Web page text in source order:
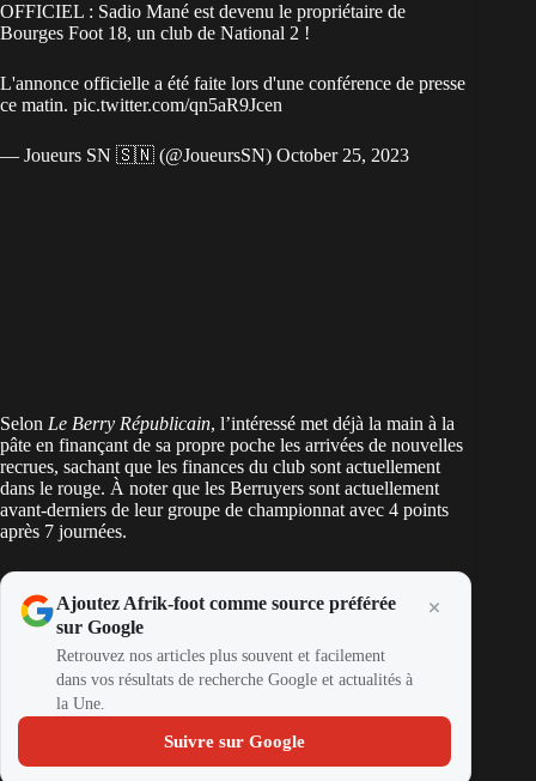
OFFICIEL : Sadio Mané est devenu le propriétaire de
Bourges Foot 18, un club de National 2 !
L'annonce officielle a été faite lors d'une conférence de presse
ce matin. pic.twitter.com/qn5aR9Jcen
— Joueurs SN 🇸🇳 (@JoueursSN) October 25, 2023
Selon Le Berry Républicain, l’intéressé met déjà la main à la
pâte en finançant de sa propre poche les arrivées de nouvelles
recrues, sachant que les finances du club sont actuellement
dans le rouge. À noter que les Berruyers sont actuellement
avant-derniers de leur groupe de championnat avec 4 points
après 7 journées.
Ajoutez Afrik-foot comme source préférée
sur Google
Retrouvez nos articles plus souvent et facilement
dans vos résultats de recherche Google et actualités à
la Une.
Suivre sur Google